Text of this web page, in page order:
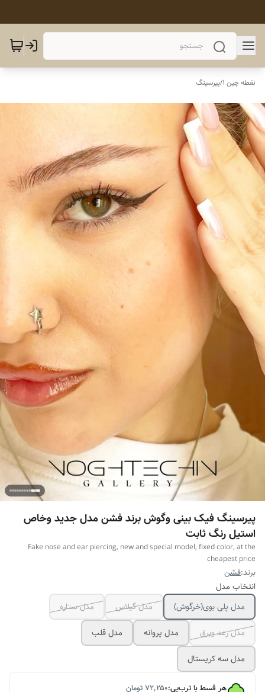
نقطه چین 1 /پیرسینگ
پیرسینگ فیک بینی وگوش برند فشن مدل جدید وخاص
استیل رنگ ثابت
Fake nose and ear piercing, new and special model, fixed color, at the
cheapest price
برند:فشن
انتخاب مدل
مدل پلی بوی(خرگوش)
مدل گیلاس
مدل ستاره
مدل رعد وبرق
مدل پروانه
مدل قلب
مدل سه کریستال
هر قسط با ترب‌پی:۷۲٬۲۵۰تومان